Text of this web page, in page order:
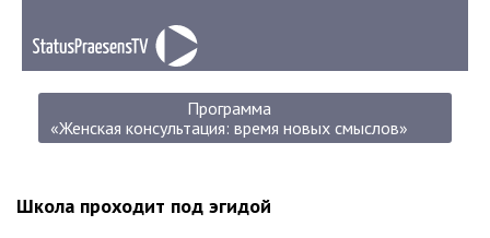
Программа
«Женская консультация: время новых смыслов»
Школа проходит под эгидой